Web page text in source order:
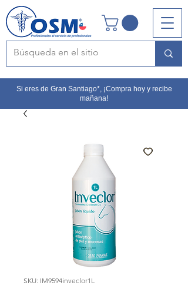
Si eres de Gran Santiago*, ¡Compra hoy y recibe
mañana!
SKU: IM9594inveclor1L